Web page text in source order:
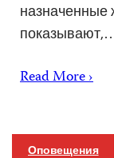
назначенные
Read More ›
Оповещения